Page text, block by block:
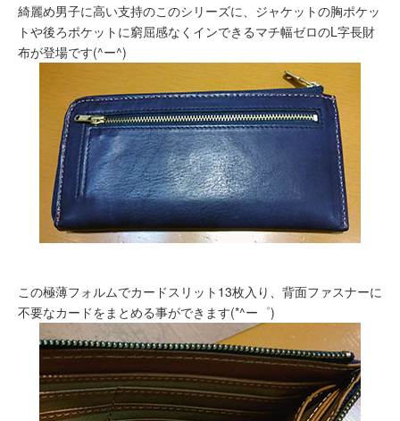
綺麗め男子に高い支持のこのシリーズに、ジャケットの胸ポケッ
トや後ろポケットに窮屈感なくインできるマチ幅ゼロのL字長財
布が登場です(^ー^)
この極薄フォルムでカードスリット13枚入り、背面ファスナーに
不要なカードをまとめる事ができます(*^ー゜)